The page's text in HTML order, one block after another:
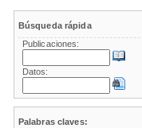
Búsqueda rápida
Publicaciones:
Datos:
Palabras claves: